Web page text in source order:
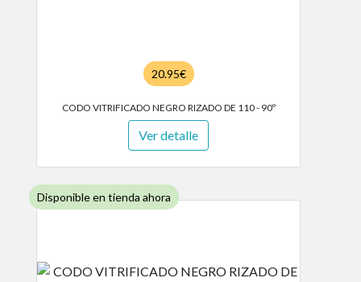
20.95€
CODO VITRIFICADO NEGRO RIZADO DE 110 - 90º
Ver detalle
Disponible en tienda ahora